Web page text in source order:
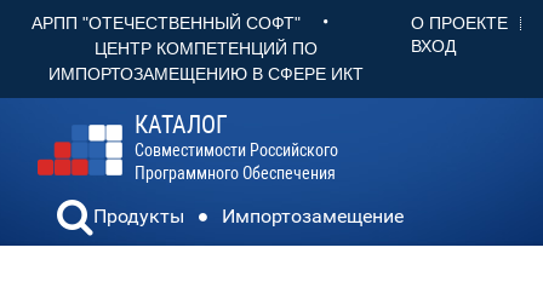
АРПП "ОТЕЧЕСТВЕННЫЙ СОФТ" •
ЦЕНТР КОМПЕТЕНЦИЙ ПО
ИМПОРТОЗАМЕЩЕНИЮ В СФЕРЕ ИКТ
О ПРОЕКТЕ
ВХОД
КАТАЛОГ
Совместимости Российского
Программного Обеспечения
Продукты Импортозамещение